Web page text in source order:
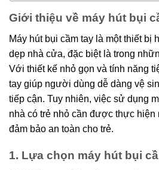
Giới thiệu về máy hút bụi
Máy hút bụi cầm tay là một thiết bị
dẹp nhà cửa, đặc biệt là trong
Với thiết kế nhỏ gọn và tính năng
tay giúp người dùng dễ dàng vệ
tiếp cận. Tuy nhiên, việc sử dụng
nhà có trẻ nhỏ cần được thực hiện
đảm bảo an toàn cho trẻ.
1. Lựa chọn máy hút bụi